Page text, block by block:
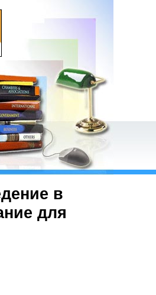
в
для